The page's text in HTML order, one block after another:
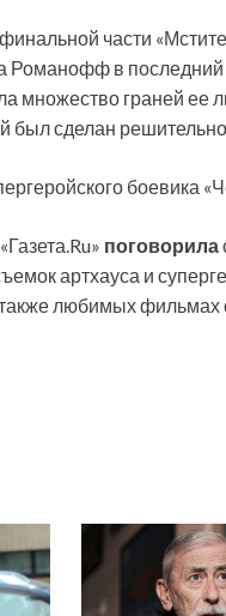
части
Романофф в
множество граней ее
был сделан
боевика
поговорила
артхауса и
любимых фильмах